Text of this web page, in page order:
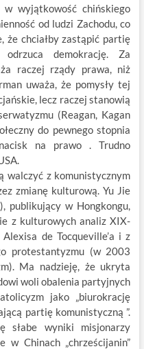
wyjątkowość chińskiego
od ludzi Zachodu, co
chciałby zastąpić partię
demokrację. Za
raczej rządy prawa, niż
uważa, że pomysły tej
lecz raczej stanowią
(Reagan, Kagan
do pewnego stopnia
na prawo . Trudno
walczyć z komunistycznym
zmianę kulturową. Yu Jie
publikujący w Hongkongu,
z kulturowych analiz XIX-
de Tocqueville’a i z
protestantyzmu (w 2003
Ma nadzieję, że ukryta
woli obalenia partyjnych
jako „biurokrację
partię komunistyczną ”.
słabe wyniki misjonarzy
w Chinach „chrześcijanin”